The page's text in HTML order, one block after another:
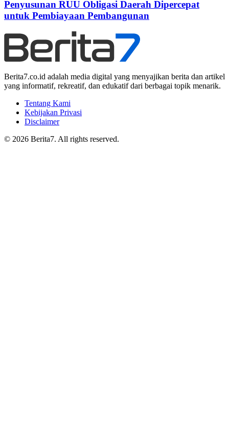
Penyusunan RUU Obligasi Daerah Dipercepat
untuk Pembiayaan Pembangunan
Berita7.co.id adalah media digital yang menyajikan berita dan artikel
yang informatif, rekreatif, dan edukatif dari berbagai topik menarik.
Tentang Kami
Kebijakan Privasi
Disclaimer
© 2026 Berita7. All rights reserved.